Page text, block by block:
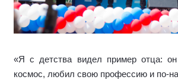
«Я с детства видел пример отца:
космос, любил свою профессию и по-